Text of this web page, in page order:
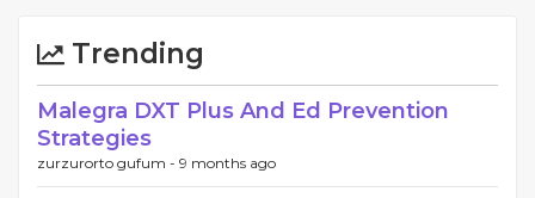
Trending
Malegra DXT Plus And Ed Prevention
Strategies
zurzurorto gufum - 9 months ago